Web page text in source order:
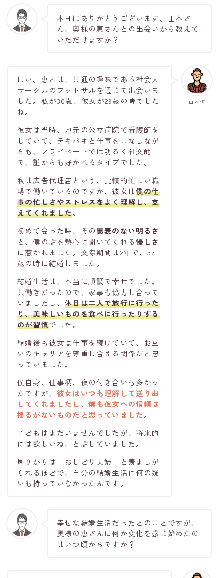
本日はありがとうございます。山本さ
ん、奥様の恵さんとの出会いから教えて
いただけますか？
山本悟
はい。恵とは、共通の趣味である社会人
サークルのフットサルを通じて出会いま
した。私が30歳、彼女が29歳の時でした
ね。
彼女は当時、地元の公立病院で看護師を
していて、テキパキと仕事をこなしなが
らも、プライベートでは明るく社交的
で、誰からも好かれるタイプでした。
私は広告代理店という、比較的忙しい職
場で働いているのですが、彼女は僕の仕
事の忙しさやストレスをよく理解し、支
えてくれました。
初めて会った時、その裏表のない明るさ
と、僕の話を熱心に聞いてくれる優しさ
に惹かれました。交際期間は2年で、32
歳の時に結婚しました。
結婚生活は、本当に順調で幸せでした。
共働きだったので、家事も協力し合って
いましたし、休日は二人で旅行に行った
り、美味しいものを食べに行ったりする
のが習慣でした。
結婚後も彼女は仕事を続けていて、お互
いのキャリアを尊重し合える関係だと思
っていました。
僕自身、仕事柄、夜の付き合いも多かっ
たですが、 彼女はいつも理解して送り出
してくれましたし、僕も彼女への信頼は
揺るがないものだと思っていました。
子どもはまだいませんでしたが、将来的
には欲しいね、と話していました。
周りからは「おしどり夫婦」と羨ましが
られるほどで、自分の結婚生活に何の疑
いも持っていなかったんです。
幸せな結婚生活だったとのことですが、
奥様の恵さんに何か変化を感じ始めたの
はいつ頃からですか？